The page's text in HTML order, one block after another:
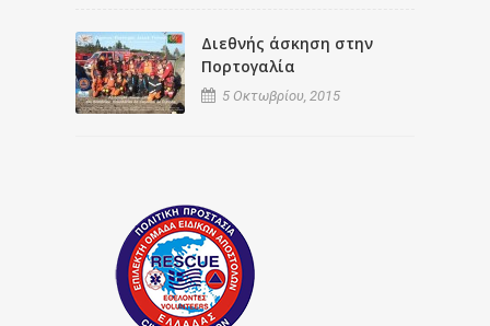
Διεθνής άσκηση στην
Πορτογαλία
5 Οκτωβρίου, 2015